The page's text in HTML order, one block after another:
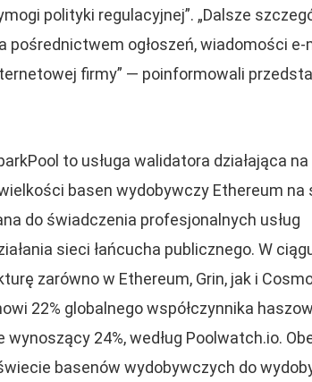
polityki regulacyjnej”. „Dalsze
pośrednictwem ogłoszeń, wiadomości e-
firmy” — poinformowali
to usługa walidatora działająca na
basen wydobywczy Ethereum na
do świadczenia profesjonalnych usług
sieci łańcucha publicznego. W
zarówno w Ethereum, Grin, jak i
22% globalnego współczynnika
24%, według Poolwatch.io.
basenów wydobywczych do